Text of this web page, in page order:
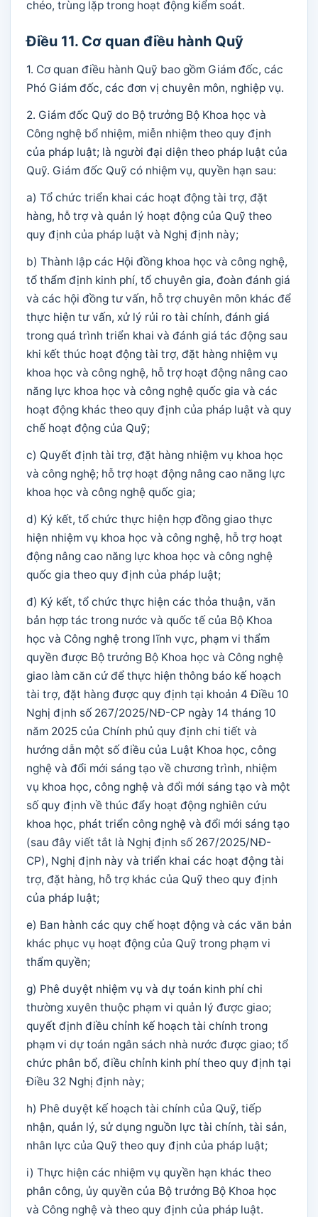
chéo, trùng lặp trong hoạt động kiểm soát.
Điều 11. Cơ quan điều hành Quỹ
1. Cơ quan điều hành Quỹ bao gồm Giám đốc, các
Phó Giám đốc, các đơn vị chuyên môn, nghiệp vụ.
2. Giám đốc Quỹ do Bộ trưởng Bộ Khoa học và
Công nghệ bổ nhiệm, miễn nhiệm theo quy định
của pháp luật; là người đại diện theo pháp luật của
Quỹ. Giám đốc Quỹ có nhiệm vụ, quyền hạn sau:
a) Tổ chức triển khai các hoạt động tài trợ, đặt
hàng, hỗ trợ và quản lý hoạt động của Quỹ theo
quy định của pháp luật và Nghị định này;
b) Thành lập các Hội đồng khoa học và công nghệ,
tổ thẩm định kinh phí, tổ chuyên gia, đoàn đánh giá
và các hội đồng tư vấn, hỗ trợ chuyên môn khác để
thực hiện tư vấn, xử lý rủi ro tài chính, đánh giá
trong quá trình triển khai và đánh giá tác động sau
khi kết thúc hoạt động tài trợ, đặt hàng nhiệm vụ
khoa học và công nghệ, hỗ trợ hoạt động nâng cao
năng lực khoa học và công nghệ quốc gia và các
hoạt động khác theo quy định của pháp luật và quy
chế hoạt động của Quỹ;
c) Quyết định tài trợ, đặt hàng nhiệm vụ khoa học
và công nghệ; hỗ trợ hoạt động nâng cao năng lực
khoa học và công nghệ quốc gia;
d) Ký kết, tổ chức thực hiện hợp đồng giao thực
hiện nhiệm vụ khoa học và công nghệ, hỗ trợ hoạt
động nâng cao năng lực khoa học và công nghệ
quốc gia theo quy định của pháp luật;
đ) Ký kết, tổ chức thực hiện các thỏa thuận, văn
bản hợp tác trong nước và quốc tế của Bộ Khoa
học và Công nghệ trong lĩnh vực, phạm vi thẩm
quyền được Bộ trưởng Bộ Khoa học và Công nghệ
giao làm căn cứ để thực hiện thông báo kế hoạch
tài trợ, đặt hàng được quy định tại khoản 4 Điều 10
Nghị định số 267/2025/NĐ-CP ngày 14 tháng 10
năm 2025 của Chính phủ quy định chi tiết và
hướng dẫn một số điều của Luật Khoa học, công
nghệ và đổi mới sáng tạo về chương trình, nhiệm
vụ khoa học, công nghệ và đổi mới sáng tạo và một
số quy định về thúc đẩy hoạt động nghiên cứu
khoa học, phát triển công nghệ và đổi mới sáng tạo
(sau đây viết tắt là Nghị định số 267/2025/NĐ-
CP), Nghị định này và triển khai các hoạt động tài
trợ, đặt hàng, hỗ trợ khác của Quỹ theo quy định
của pháp luật;
e) Ban hành các quy chế hoạt động và các văn bản
khác phục vụ hoạt động của Quỹ trong phạm vi
thẩm quyền;
g) Phê duyệt nhiệm vụ và dự toán kinh phí chi
thường xuyên thuộc phạm vi quản lý được giao;
quyết định điều chỉnh kế hoạch tài chính trong
phạm vi dự toán ngân sách nhà nước được giao; tổ
chức phân bổ, điều chỉnh kinh phí theo quy định tại
Điều 32 Nghị định này;
h) Phê duyệt kế hoạch tài chính của Quỹ, tiếp
nhận, quản lý, sử dụng nguồn lực tài chính, tài sản,
nhân lực của Quỹ theo quy định của pháp luật;
i) Thực hiện các nhiệm vụ quyền hạn khác theo
phân công, ủy quyền của Bộ trưởng Bộ Khoa học
và Công nghệ và theo quy định của pháp luật.